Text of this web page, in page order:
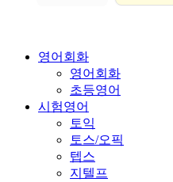
영어회화
영어회화
초등영어
시험영어
토익
토스/오픽
텝스
지텔프